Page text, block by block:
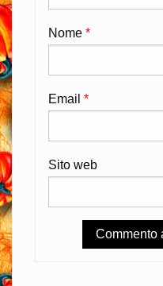
Nome *
Email *
Sito web